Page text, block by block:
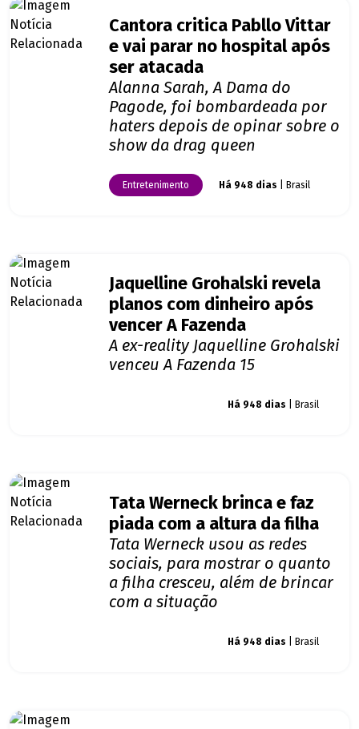
Cantora critica Pabllo Vittar
e vai parar no hospital após
ser atacada
Alanna Sarah, A Dama do
Pagode, foi bombardeada por
haters depois de opinar sobre o
show da drag queen
Entretenimento Há 948 dias | Brasil
Jaquelline Grohalski revela
planos com dinheiro após
vencer A Fazenda
A ex-reality Jaquelline Grohalski
venceu A Fazenda 15
Há 948 dias | Brasil
Tata Werneck brinca e faz
piada com a altura da filha
Tata Werneck usou as redes
sociais, para mostrar o quanto
a filha cresceu, além de brincar
com a situação
Há 948 dias | Brasil